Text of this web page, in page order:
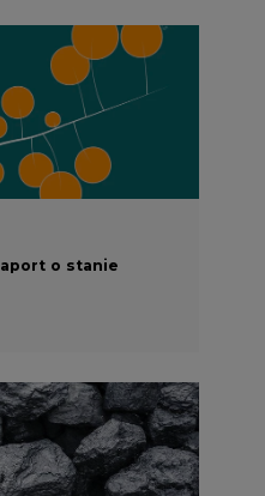
zasobów złóż
stanu na 31